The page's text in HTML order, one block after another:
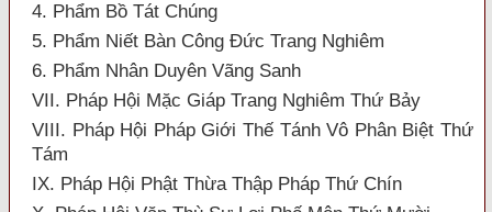
4. Phẩm Bồ Tát Chúng
5. Phẩm Niết Bàn Công Đức Trang Nghiêm
6. Phẩm Nhân Duyên Vãng Sanh
VII. Pháp Hội Mặc Giáp Trang Nghiêm Thứ Bảy
VIII. Pháp Hội Pháp Giới Thế Tánh Vô Phân Biệt Thứ
Tám
IX. Pháp Hội Phật Thừa Thập Pháp Thứ Chín